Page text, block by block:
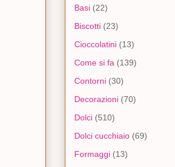
Basi (22)
Biscotti (23)
Cioccolatini (13)
Come si fa (139)
Contorni (30)
Decorazioni (70)
Dolci (510)
Dolci cucchiaio (69)
Formaggi (13)